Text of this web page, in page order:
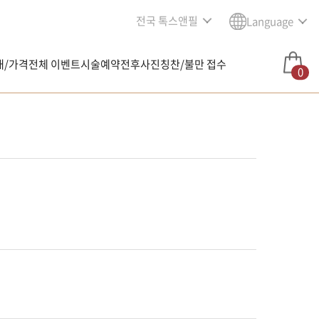
전국 톡스앤필 Language
/가격전체 이벤트시술예약전후사진칭찬/불만 접수 0